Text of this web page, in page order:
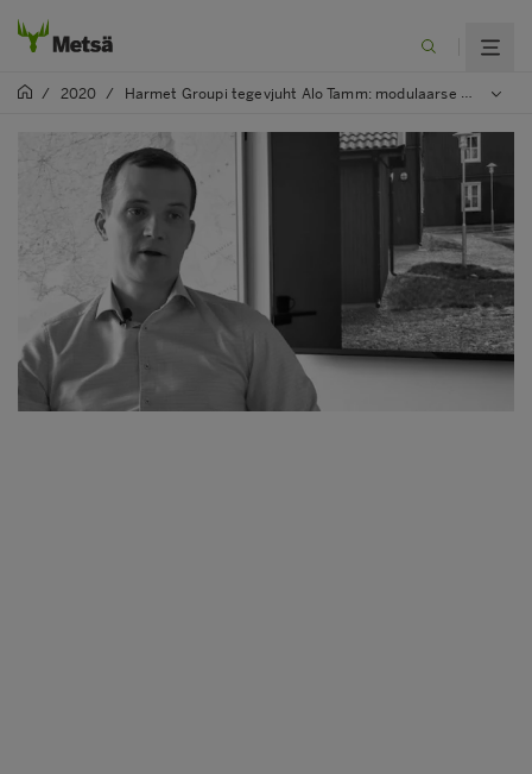
/ 2020 / Harmet Groupi tegevjuht Alo Tamm: modulaarse ehitamise peamised eelised on kiirus ja kvaliteet